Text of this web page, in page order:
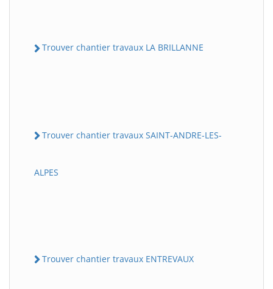
Trouver chantier travaux LA BRILLANNE
Trouver chantier travaux SAINT-ANDRE-LES-
ALPES
Trouver chantier travaux ENTREVAUX